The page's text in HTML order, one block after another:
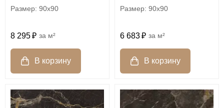
90x90
8 295 м²
90x90
6 683 м²